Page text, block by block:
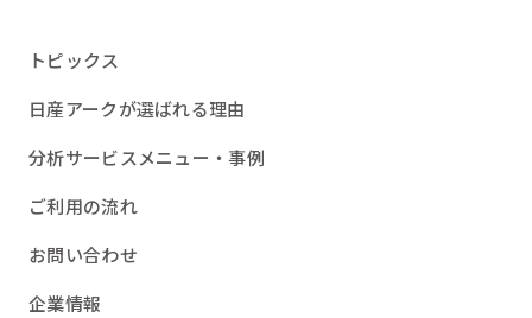
トピックス
日産アークが選ばれる理由
分析サービスメニュー・事例
ご利用の流れ
お問い合わせ
企業情報